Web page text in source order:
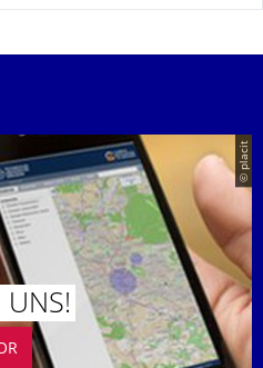
© placit
UNS!